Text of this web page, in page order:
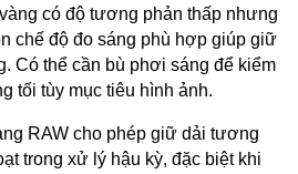
có độ tương phản thấp nhưng
chế độ đo sáng phù hợp giúp giữ
Có thể cần bù phơi sáng để kiểm
tối tùy mục tiêu hình ảnh.
RAW cho phép giữ dải tương
trong xử lý hậu kỳ, đặc biệt khi